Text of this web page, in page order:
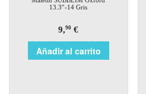
13.3″-14 Gris
9,90 €
Añadir al carrito